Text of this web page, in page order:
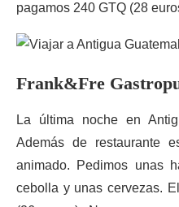
pagamos 240 GTQ (28
Frank&Fre
La última noche en
Además de restaurante
animado. Pedimos unas
cebolla y unas cervezas.